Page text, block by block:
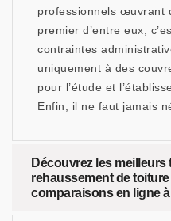
professionnels œuvrant
premier d’entre eux,
contraintes
uniquement à des
pour l’étude et
Enfin, il ne faut jamais
Découvrez les meilleurs
rehaussement de
comparaisons en ligne